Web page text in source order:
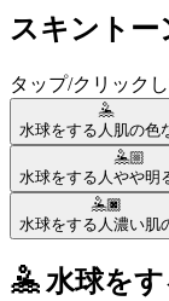
スキントー
タップ/クリック
🤽
水球をする人 肌の色
🤽🏼
水球をする人 やや明
🤽🏿
水球をする人 濃い肌
🤽 水球を